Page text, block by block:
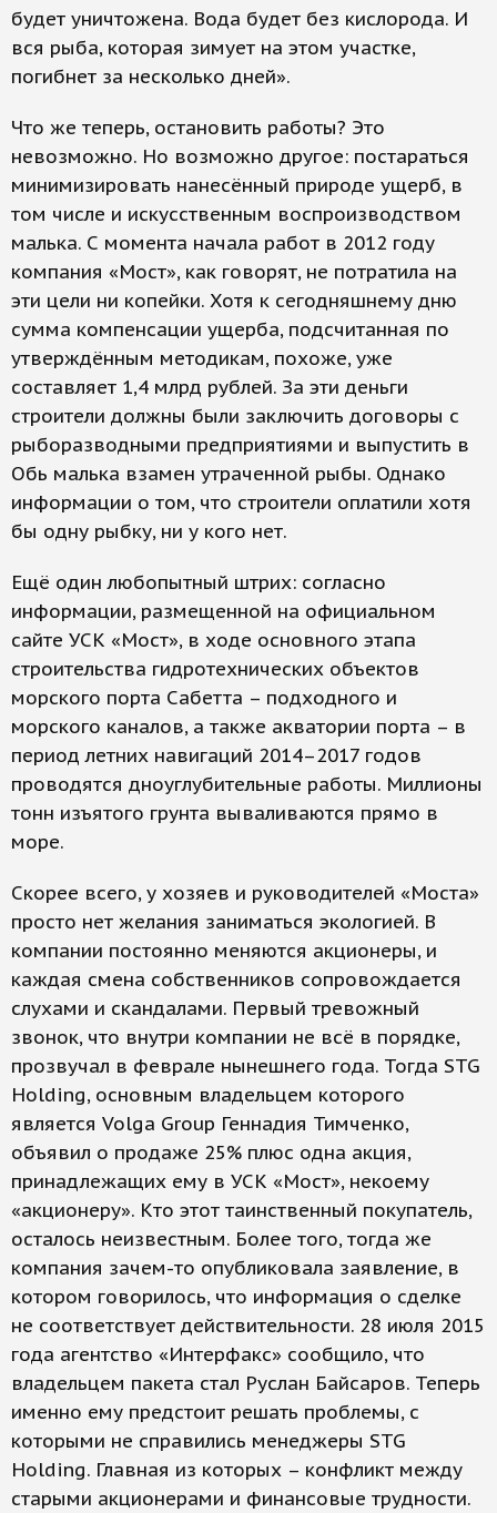
будет уничтожена. Вода будет без кислорода. И
вся рыба, которая зимует на этом участке,
погибнет за несколько дней».
Что же теперь, остановить работы? Это
невозможно. Но возможно другое: постараться
минимизировать нанесённый природе ущерб, в
том числе и искусственным воспроизводством
малька. С момента начала работ в 2012 году
компания «Мост», как говорят, не потратила на
эти цели ни копейки. Хотя к сегодняшнему дню
сумма компенсации ущерба, подсчитанная по
утверждённым методикам, похоже, уже
составляет 1,4 млрд рублей. За эти деньги
строители должны были заключить договоры с
рыборазводными предприятиями и выпустить в
Обь малька взамен утраченной рыбы. Однако
информации о том, что строители оплатили хотя
бы одну рыбку, ни у кого нет.
Ещё один любопытный штрих: согласно
информации, размещенной на официальном
сайте УСК «Мост», в ходе основного этапа
строительства гидротехнических объектов
морского порта Сабетта – подходного и
морского каналов, а также акватории порта – в
период летних навигаций 2014–2017 годов
проводятся дноуглубительные работы. Миллионы
тонн изъятого грунта вываливаются прямо в
море.
Скорее всего, у хозяев и руководителей «Моста»
просто нет желания заниматься экологией. В
компании постоянно меняются акционеры, и
каждая смена собственников сопровождается
слухами и скандалами. Первый тревожный
звонок, что внутри компании не всё в порядке,
прозвучал в феврале нынешнего года. Тогда STG
Holding, основным владельцем которого
является Volga Group Геннадия Тимченко,
объявил о продаже 25% плюс одна акция,
принадлежащих ему в УСК «Мост», некоему
«акционеру». Кто этот таинственный покупатель,
осталось неизвестным. Более того, тогда же
компания зачем-то опубликовала заявление, в
котором говорилось, что информация о сделке
не соответствует действительности. 28 июля 2015
года агентство «Интерфакс» сообщило, что
владельцем пакета стал Руслан Байсаров. Теперь
именно ему предстоит решать проблемы, с
которыми не справились менеджеры STG
Holding. Главная из которых – конфликт между
старыми акционерами и финансовые трудности.